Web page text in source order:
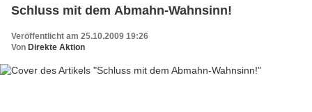
Schluss mit dem Abmahn-Wahnsinn!
Veröffentlicht am 25.10.2009 19:26
Von Direkte Aktion